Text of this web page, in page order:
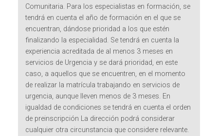
Comunitaria. Para los especialistas en formación, se
tendrá en cuenta el año de formación en el que se
encuentran, dándose prioridad a los que estén
finalizando la especialidad. Se tendrá en cuenta la
experiencia acreditada de al menos 3 meses en
servicios de Urgencia y se dará prioridad, en este
caso, a aquellos que se encuentren, en el momento
de realizar la matrícula trabajando en servicios de
urgencia, aunque lleven menos de 3 meses. En
igualdad de condiciones se tendrá en cuenta el orden
de preinscripción La dirección podrá considerar
cualquier otra circunstancia que considere relevante.